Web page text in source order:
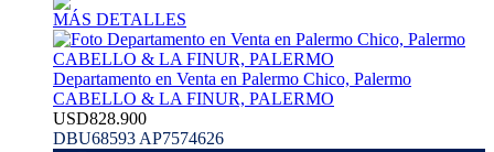
MÁS DETALLES
Departamento en Venta en Palermo Chico, Palermo
CABELLO & LA FINUR, PALERMO
USD828.900
DBU68593 AP7574626